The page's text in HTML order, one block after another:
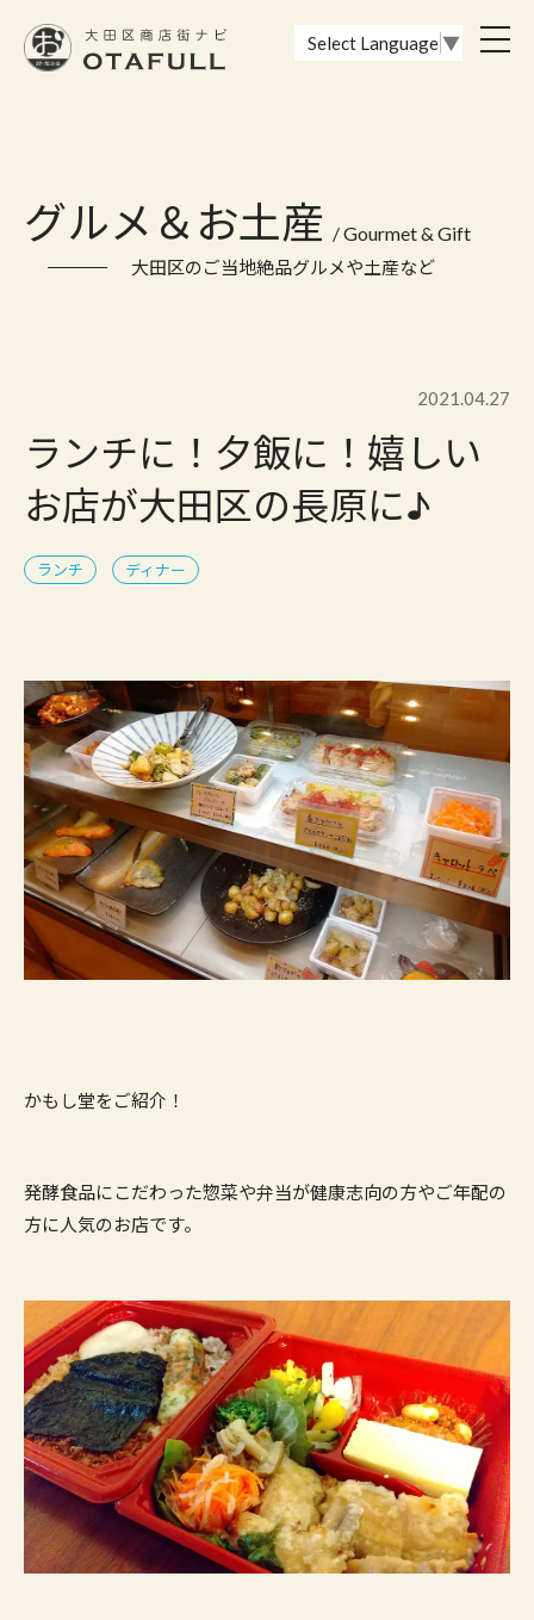
Select Language ▼
グルメ＆お土産 / Gourmet & Gift
大田区のご当地絶品グルメや土産など
2021.04.27
ランチに！夕飯に！嬉しい
お店が大田区の長原に♪
ランチ ディナー
かもし堂をご紹介！
発酵食品にこだわった惣菜や弁当が健康志向の方やご年配の
方に人気のお店です。